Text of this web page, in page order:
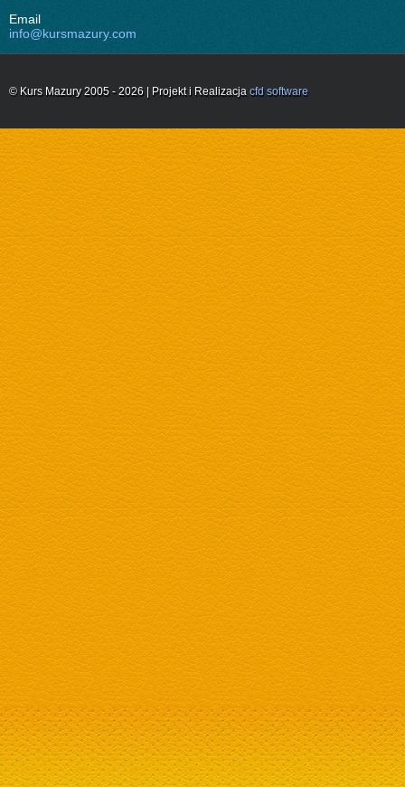
Email
info@kursmazury.com
© Kurs Mazury 2005 - 2026 | Projekt i Realizacja cfd software